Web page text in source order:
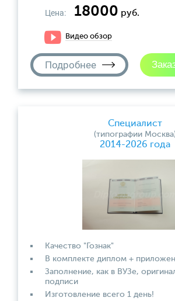
Цена: 18000 руб.
Видео обзор
Подробнее
Специалист
(типографии
2014-2026 года
Качество "Гознак"
В комплекте диплом +
Заполнение, как в ВУЗе,
подписи
Изготовление всего 1 день!